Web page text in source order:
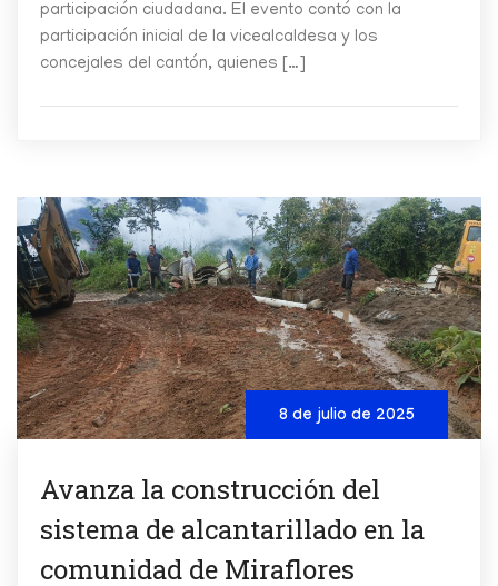
participación ciudadana. El evento contó con la
participación inicial de la vicealcaldesa y los
concejales del cantón, quienes […]
8 de julio de 2025
Avanza la construcción del
sistema de alcantarillado en la
comunidad de Miraflores